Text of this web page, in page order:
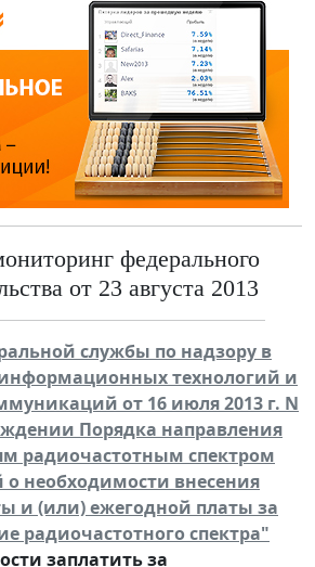
федерального
от 23 августа 2013
службы по надзору в
технологий и
от 16 июля 2013 г. N
Порядка направления
радиочастотным спектром
необходимости внесения
и (или) ежегодной платы за
радиочастотного спектра"
заплатить за